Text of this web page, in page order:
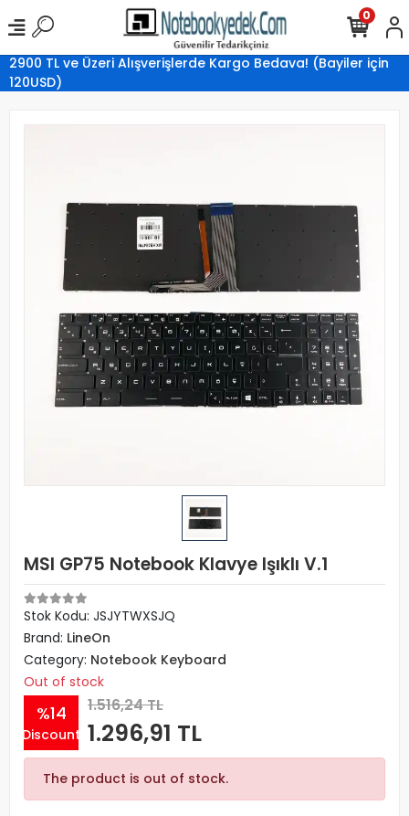
2900 TL ve Üzeri Alışverişlerde Kargo Bedava! (Bayiler için
120USD)
0
MSI GP75 Notebook Klavye Işıklı V.1
Stok Kodu: JSJYTWXSJQ
Brand: LineOn
Category: Notebook Keyboard
Out of stock
%14
Discount
1.516,24 TL
1.296,91 TL
The product is out of stock.